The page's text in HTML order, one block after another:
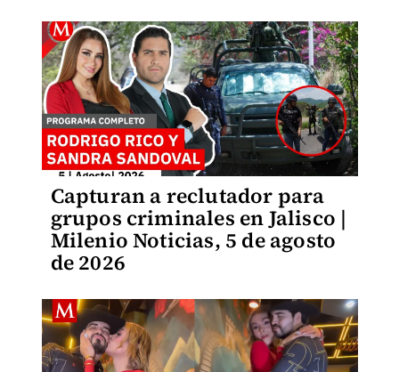
Capturan a reclutador para
grupos criminales en Jalisco |
Milenio Noticias, 5 de agosto
de 2026